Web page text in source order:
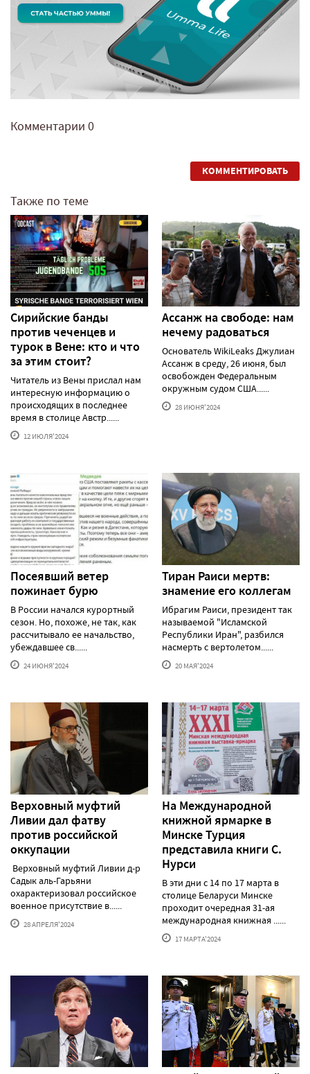
Комментарии 0
КОММЕНТИРОВАТЬ
Также по теме
Сирийские банды
против чеченцев и
турок в Вене: кто и что
за этим стоит?
Читатель из Вены прислал нам
интересную информацию о
происходящих в последнее
время в столице Австр......
12 ИЮЛЯ'2024
Ассанж на свободе: нам
нечему радоваться
Основатель WikiLeaks Джулиан
Ассанж в среду, 26 июня, был
освобожден Федеральным
окружным судом США......
28 ИЮНЯ'2024
Посеявший ветер
пожинает бурю
В России начался курортный
сезон. Но, похоже, не так, как
рассчитывало ее начальство,
убеждавшее св......
24 ИЮНЯ'2024
Тиран Раиси мертв:
знамение его коллегам
Ибрагим Раиси, президент так
называемой "Исламской
Республики Иран", разбился
насмерть с вертолетом......
20 МАЯ'2024
Верховный муфтий
Ливии дал фатву
против российской
оккупации
Верховный муфтий Ливии д-р
Садык аль-Гарьяни
охарактеризовал российское
военное присутствие в......
28 АПРЕЛЯ'2024
На Международной
книжной ярмарке в
Минске Турция
представила книги С.
Нурси
В эти дни с 14 по 17 марта в
столице Беларуси Минске
проходит очередная 31-ая
международная книжная ......
17 МАРТА'2024